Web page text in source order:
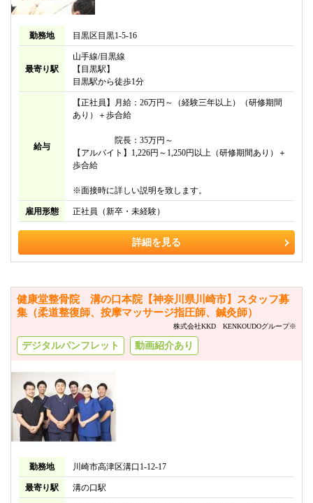
詳細を見る
勤務地 目黒区目黒1-5-16
最寄り駅
山手線/目黒線
【目黒駅】
目黒駅から徒歩1分
給与
【正社員】月給：26万円～（経験三年以上）（研修期間
あり）＋歩合給
院長：35万円～
【アルバイト】1,226円～1,250円以上（研修期間あり）＋
歩合給
※面接時に詳しい説明を致します。
雇用形態 正社員（新卒・未経験）
健康堂整骨院 溝の口本院【神奈川県川崎市】スタッフ募
集（柔道整復師、按摩マッサージ指圧師、鍼灸師）
株式会社KKD KENKOUDOグループ※
デジタルパンフレット 動画紹介あり
勤務地 川崎市高津区溝口1-12-17
最寄り駅 溝の口駅